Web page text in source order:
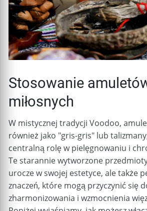
Stosowanie
miłosnych
W mistycznej tradycji Voodoo,
również jako "gris-gris" lub
centralną rolę w pielęgnowaniu i
Te starannie wytworzone
urocze w swojej estetyce, ale także
znaczeń, które mogą przyczynić się
zharmonizowania i wzmocnienia